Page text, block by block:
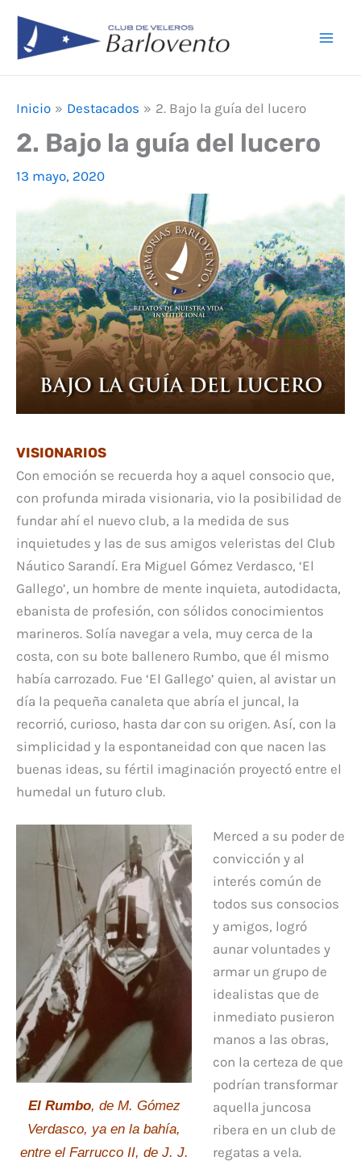
contenido
Inicio Destacados 2. Bajo la guía del lucero
2. Bajo la guía del lucero
13 mayo, 2020
VISIONARIOS
Con emoción se recuerda hoy a aquel consocio que,
con profunda mirada visionaria, vio la posibilidad de
fundar ahí el nuevo club, a la medida de sus
inquietudes y las de sus amigos veleristas del Club
Náutico Sarandí. Era Miguel Gómez Verdasco, ‘El
Gallego’, un hombre de mente inquieta, autodidacta,
ebanista de profesión, con sólidos conocimientos
marineros. Solía navegar a vela, muy cerca de la
costa, con su bote ballenero Rumbo, que él mismo
había carrozado. Fue ‘El Gallego’ quien, al avistar un
día la pequeña canaleta que abría el juncal, la
recorrió, curioso, hasta dar con su origen. Así, con la
simplicidad y la espontaneidad con que nacen las
buenas ideas, su fértil imaginación proyectó entre el
humedal un futuro club.
El Rumbo, de M. Gómez
Verdasco, ya en la bahía,
entre el Farrucco II, de J. J.
Merced a su poder de
convicción y al
interés común de
todos sus consocios
y amigos, logró
aunar voluntades y
armar un grupo de
idealistas que de
inmediato pusieron
manos a las obras,
con la certeza de que
podrían transformar
aquella juncosa
ribera en un club de
regatas a vela.
a
o
o
n
g
r
o
b
e